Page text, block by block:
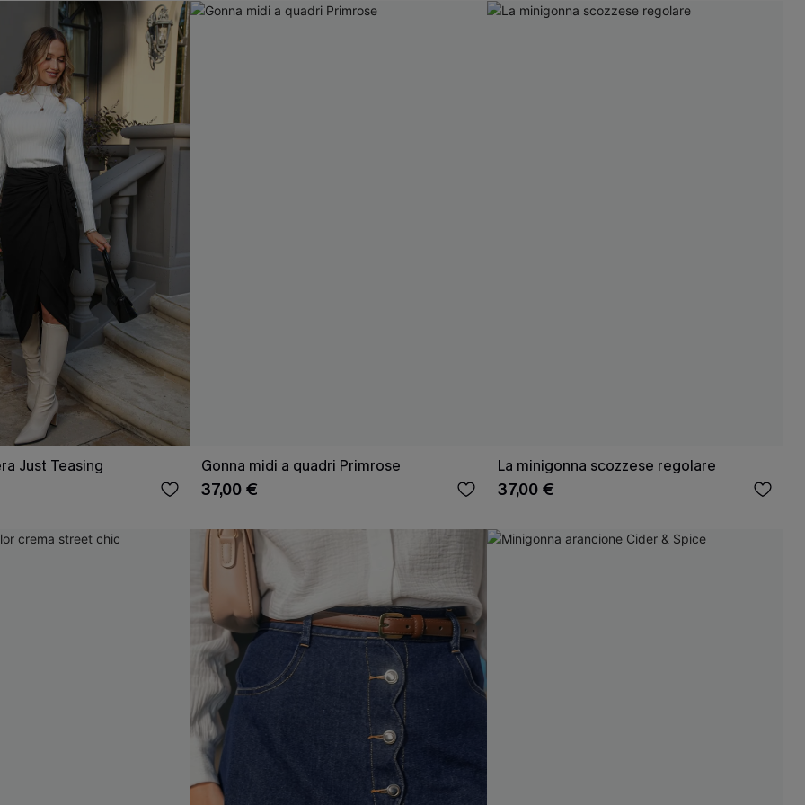
Just Teasing Gonna midi a quadri Primrose
37,00 €
La minigonna scozzese regolare
37,00 €